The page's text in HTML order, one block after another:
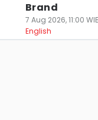
Brand
7 Aug 2026, 11:00
English